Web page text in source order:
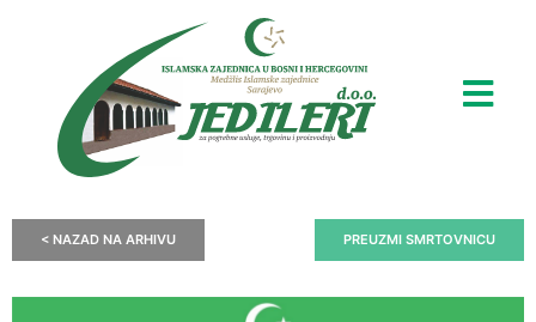
< NAZAD NA ARHIVU PREUZMI SMRTOVNICU